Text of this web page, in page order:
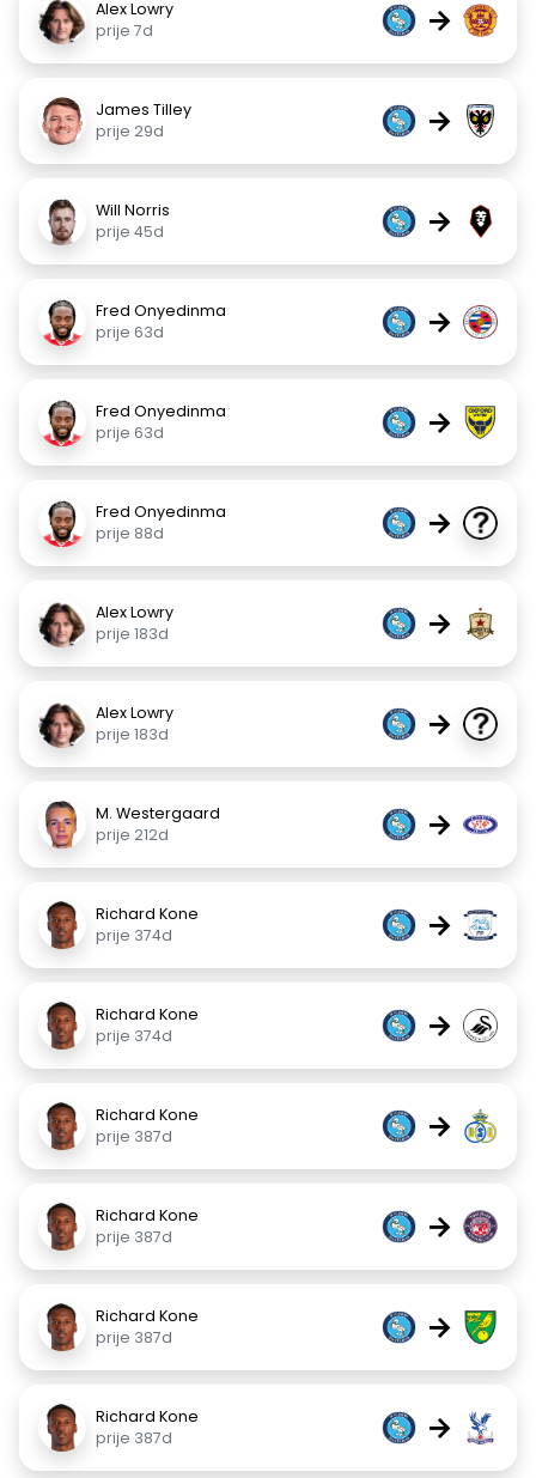
Alex Lowry
prije 7d
→
James Tilley
prije 29d
→
Will Norris
prije 45d
→
Fred Onyedinma
prije 63d
→
Fred Onyedinma
prije 63d
→
Fred Onyedinma
prije 88d
→
Alex Lowry
prije 183d
→
Alex Lowry
prije 183d
→
M. Westergaard
prije 212d
→
Richard Kone
prije 374d
→
Richard Kone
prije 374d
→
Richard Kone
prije 387d
→
Richard Kone
prije 387d
→
Richard Kone
prije 387d
→
Richard Kone
prije 387d
→